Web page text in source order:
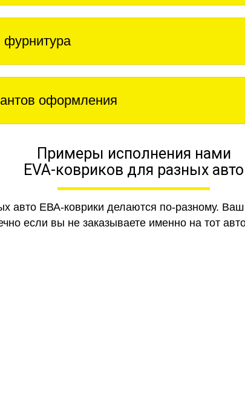
оформления
Примеры исполнения нами
EVA-ковриков для разных авто
авто ЕВА-коврики делаются по-разному.
если вы не заказываете именно на тот